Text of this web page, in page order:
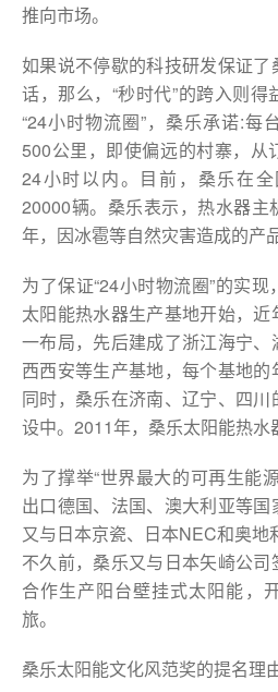
推向市场。
如果说不停歇的科技研发保证
话，那么，“秒时代”的跨入则
“24小时物流圈”，桑乐承诺:每
500公里，即使偏远的村寨，从
24小时以内。目前，桑乐在
20000辆。桑乐表示，热水器主
年，因冰雹等自然灾害造成的产
为了保证“24小时物流圈”的实
太阳能热水器生产基地开始，
一布局，先后建成了浙江海宁
西西安等生产基地，每个基地的
同时，桑乐在济南、辽宁、四
设中。2011年，桑乐太阳能热水
为了撑举“世界最大的可再生能
出口德国、法国、澳大利亚等
又与日本京瓷、日本NEC和奥地
不久前，桑乐又与日本矢崎公
合作生产阳台壁挂式太阳能，
旅。
桑乐太阳能文化风范奖的提名理